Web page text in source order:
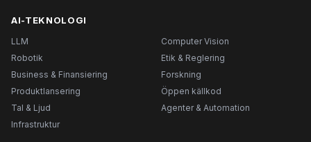
AI-TEKNOLOGI
LLM
Computer Vision
Robotik
Etik & Reglering
Business & Finansiering
Forskning
Produktlansering
Öppen källkod
Tal & Ljud
Agenter & Automation
Infrastruktur